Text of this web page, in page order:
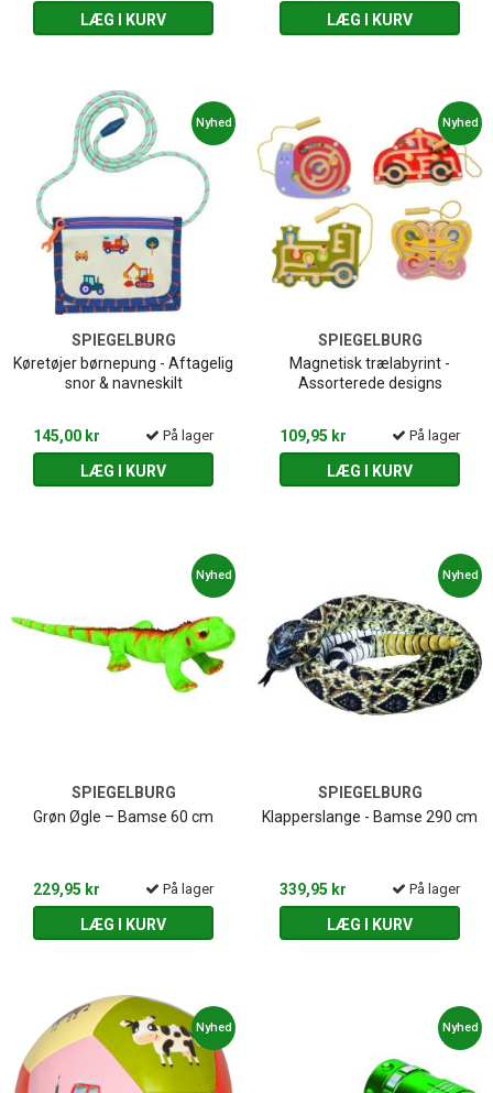
LÆG I KURV LÆG I KURV
Nyhed
SPIEGELBURG
Køretøjer børnepung - Aftagelig
snor & navneskilt
145,00 kr På lager
LÆG I KURV
Nyhed
SPIEGELBURG
Magnetisk trælabyrint -
Assorterede designs
109,95 kr På lager
LÆG I KURV
Nyhed
SPIEGELBURG
Grøn Øgle – Bamse 60 cm
229,95 kr På lager
LÆG I KURV
Nyhed
SPIEGELBURG
Klapperslange - Bamse 290 cm
339,95 kr På lager
LÆG I KURV
Nyhed Nyhed